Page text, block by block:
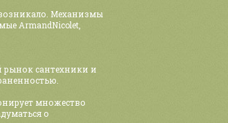
Механизмы
ArmandNicolet,
рынок сантехники и
множество
о